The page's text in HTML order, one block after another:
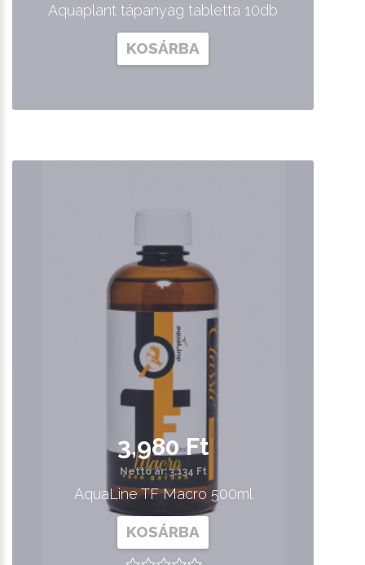
Aquaplant tápanyag tabletta 10db
KOSÁRBA
3,980 Ft
Nettó ár: 3,134 Ft
AquaLine TF Macro 500ml
KOSÁRBA